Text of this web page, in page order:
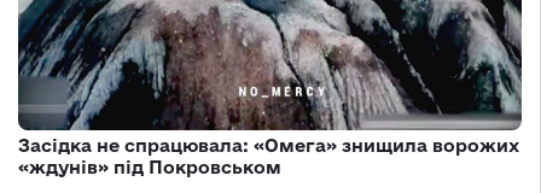
Засідка не спрацювала: «Омега» знищила ворожих
«ждунів» під Покровськом